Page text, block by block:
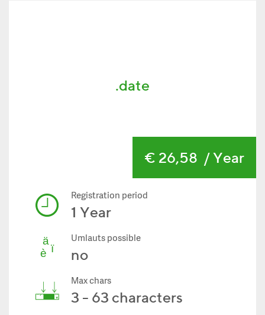
.date
€ 26,58 / Year
Registration period
1 Year
Umlauts possible
no
Max chars
3 - 63 characters